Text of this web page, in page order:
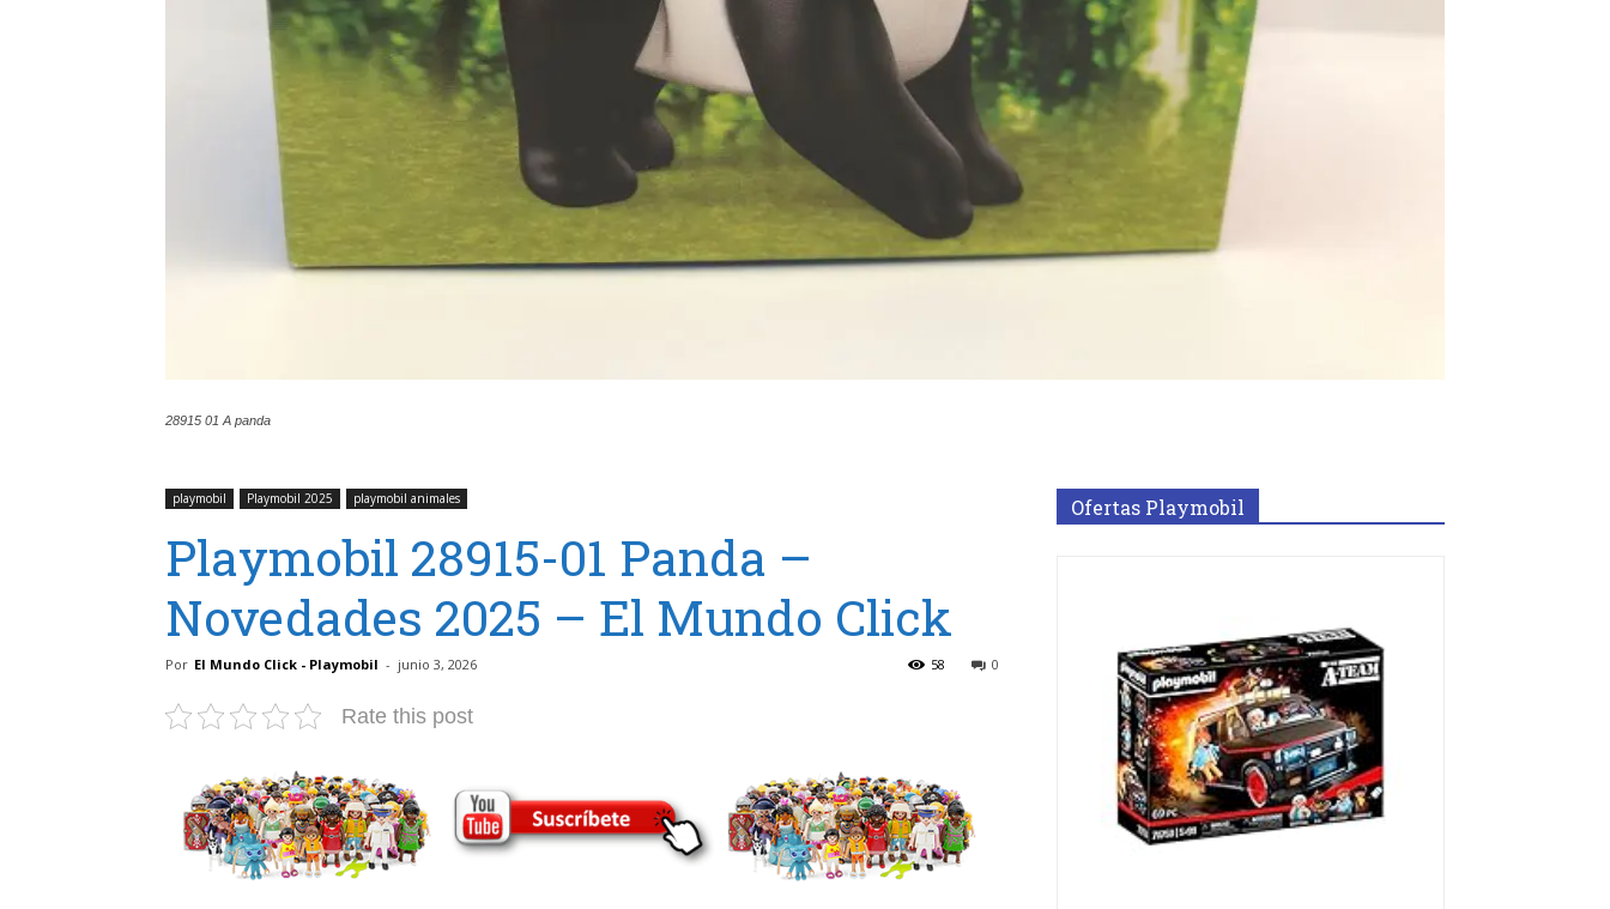
28915 01 A panda
playmobil Playmobil 2025 playmobil animales
Playmobil 28915-01 Panda –
Novedades 2025 – El Mundo Click
Por El Mundo Click - Playmobil - junio 3, 2026 0
58
Rate this post
Ofertas Playmobil